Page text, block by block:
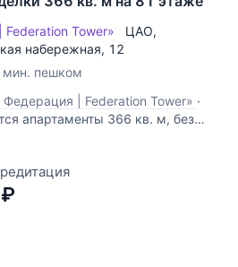
Tower» ЦАО,
набережная, 12
мин. пешком
| Federation Tower» ·
апартаменты 366 кв. м, без
виды на город. Высокие
₽